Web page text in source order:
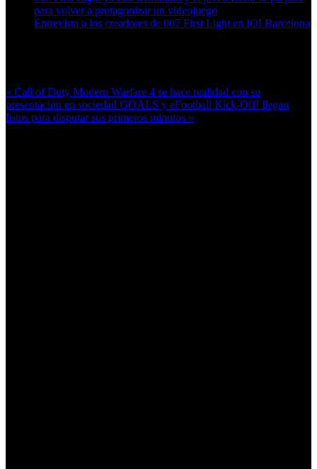
para volver a protagonizar un videojuego
Entrevista a los creadores de 007 First Light en IOI Barcelona
« Call of Duty Modern Warfare 4 se hace realidad con su
presentación en sociedad GOALS y eFootball Kick-Off! llegan
listos para disputar sus primeros minutos »